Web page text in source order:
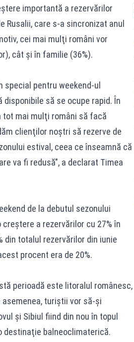
importantă a rezervărilor
Rusalii, care s-a sincronizat anul
cei mai mulţi români vor
cât şi în familie (36%).
pentru weekend-ul
să se ocupe rapid. În
tot mai mulţi români să facă
clienţilor noştri să rezerve de
estival, ceea ce înseamnă că
va fi redusă", a declarat Timea
de la debutul sezonului
a rezervărilor cu 27% în
din totalul rezervărilor din iunie
procent era de 20%.
perioadă este litoralul românesc,
turiştii vor să-şi
şi Sibiul fiind din nou în topul
destinaţie balneoclimaterică.